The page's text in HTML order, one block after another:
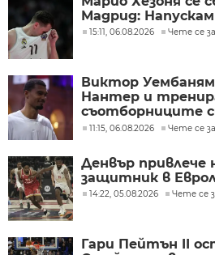
Мадрид:
15:11, 06.08.2026 Чете се
Виктор
Нантер и
съотборниците
Спърс
11:15, 06.08.2026 Чете се
Денвър привлече
защитник в
14:22, 05.08.2026 Чете се
Гари Пейтън II